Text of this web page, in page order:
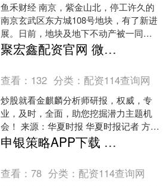
鱼禾财经 南京，紫金山北，停工许久的
南京玄武区东方城108号地块，有了新进
展。日前，地块及地下不动产被一同摆
上司法拍卖平台，起拍价74亿元，9月29
日正式开拍。....
聚宏鑫配资官网 微博“寻夫”尘埃落定，丽人丽妆仍未走出业绩泥潭，上半年净利暴跌1315.98％
查看： 132 分类： 配资114查询网
炒股就看金麒麟分析师研报，权威，专
业，及时，全面，助您挖掘潜力主题机
会！ 来源：华夏时报 华夏时报记者 方凤
娇 上海报道 上海丽人丽妆化妆品股份有
限公司（下称“....
申银策略APP下载 信实集团年会：俄印原油交易成焦点
查看：78 分类： 配资114查询网